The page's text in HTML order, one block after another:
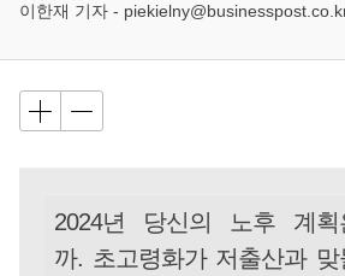
이한재 기자 -
2024년 당신의 노후 계획
까. 초고령화가 저출산과